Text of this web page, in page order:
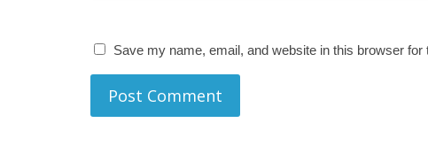
Save my name, email, and website in this browser